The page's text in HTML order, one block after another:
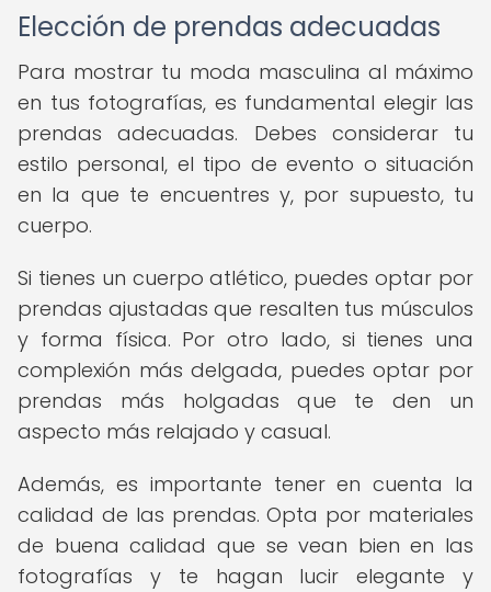
Elección de prendas adecuadas
Para mostrar tu moda masculina al máximo
en tus fotografías, es fundamental elegir las
prendas adecuadas. Debes considerar tu
estilo personal, el tipo de evento o situación
en la que te encuentres y, por supuesto, tu
cuerpo.
Si tienes un cuerpo atlético, puedes optar por
prendas ajustadas que resalten tus músculos
y forma física. Por otro lado, si tienes una
complexión más delgada, puedes optar por
prendas más holgadas que te den un
aspecto más relajado y casual.
Además, es importante tener en cuenta la
calidad de las prendas. Opta por materiales
de buena calidad que se vean bien en las
fotografías y te hagan lucir elegante y